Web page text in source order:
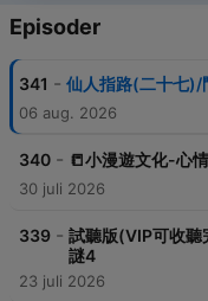
正式定價：月費 $149｜
▸▸ iPhone 用戶：
▸▸ Android / Spotify：
《聽說有故事》
★獲選年度最佳大眾票選
★入選年度最佳聲音節目
★連續四年獲頒「兒少
★獲選新航文學獎(2025)
★入選KKBOX百大熱門
★新書《我的弟弟叫哪吒
Episoder
341 - 仙人指路(二十七)/
06 aug. 2026
340 - 📒小漫遊文化-心
30 juli 2026
339 - 試聽版(VIP可收
謎4
23 juli 2026